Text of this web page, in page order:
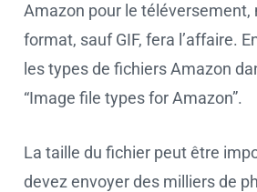
Amazon pour le téléversement,
format, sauf GIF, fera l’affaire.
les types de fichiers Amazon
“Image file types for Amazon”.
La taille du fichier peut être
devez envoyer des milliers de